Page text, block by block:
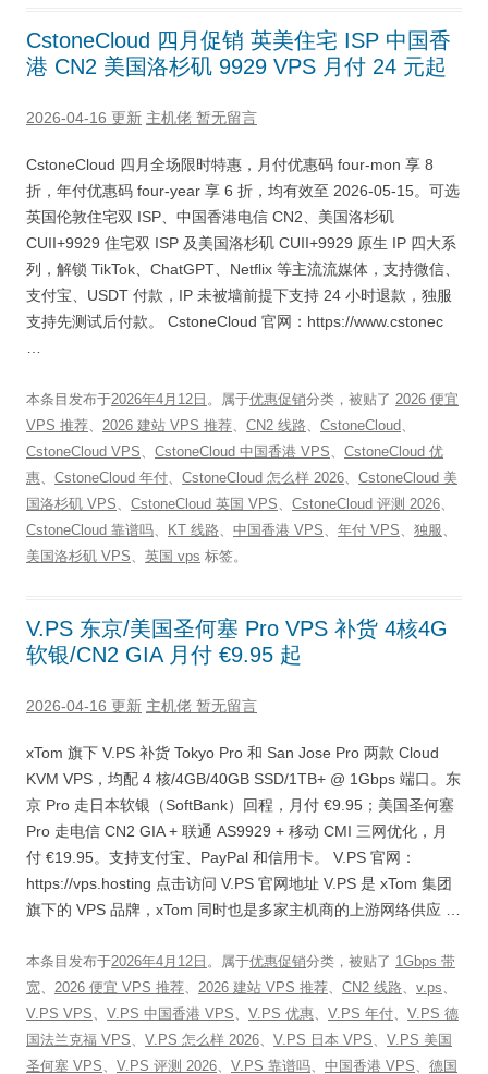
CstoneCloud 四月促销 英美住宅 ISP 中国香
港 CN2 美国洛杉矶 9929 VPS 月付 24 元起
2026-04-16 更新 主机佬 暂无留言
CstoneCloud 四月全场限时特惠，月付优惠码 four-mon 享 8
折，年付优惠码 four-year 享 6 折，均有效至 2026-05-15。可选
英国伦敦住宅双 ISP、中国香港电信 CN2、美国洛杉矶
CUII+9929 住宅双 ISP 及美国洛杉矶 CUII+9929 原生 IP 四大系
列，解锁 TikTok、ChatGPT、Netflix 等主流流媒体，支持微信、
支付宝、USDT 付款，IP 未被墙前提下支持 24 小时退款，独服
支持先测试后付款。 CstoneCloud 官网：https://www.cstonec
本条目发布于2026年4月12日 。属于优惠促销分类，被贴了 2026 便宜
VPS 推荐、 2026 建站 VPS 推荐、 CN2 线路、 CstoneCloud、
CstoneCloud VPS、 CstoneCloud 中国香港 VPS、 CstoneCloud 优
惠、 CstoneCloud 年付、 CstoneCloud 怎么样 2026、 CstoneCloud 美
国洛杉矶 VPS、 CstoneCloud 英国 VPS、 CstoneCloud 评测 2026、
CstoneCloud 靠谱吗、 KT 线路、 中国香港 VPS、 年付 VPS、 独服、
美国洛杉矶 VPS、 英国 vps 标签。
V.PS 东京/美国圣何塞 Pro VPS 补货 4核4G
软银/CN2 GIA 月付 €9.95 起
2026-04-16 更新 主机佬 暂无留言
xTom 旗下 V.PS 补货 Tokyo Pro 和 San Jose Pro 两款 Cloud
KVM VPS，均配 4 核/4GB/40GB SSD/1TB+ @ 1Gbps 端口。东
京 Pro 走日本软银（SoftBank）回程，月付 €9.95；美国圣何塞
Pro 走电信 CN2 GIA + 联通 AS9929 + 移动 CMI 三网优化，月
付 €19.95。支持支付宝、PayPal 和信用卡。 V.PS 官网：
https://vps.hosting 点击访问 V.PS 官网地址 V.PS 是 xTom 集团
旗下的 VPS 品牌，xTom 同时也是多家主机商的上游网络供应 …
本条目发布于2026年4月12日 。属于优惠促销分类，被贴了 1Gbps 带
宽、 2026 便宜 VPS 推荐、 2026 建站 VPS 推荐、 CN2 线路、 v.ps、
V.PS VPS、 V.PS 中国香港 VPS、 V.PS 优惠、 V.PS 年付、 V.PS 德
国法兰克福 VPS、 V.PS 怎么样 2026、 V.PS 日本 VPS、 V.PS 美国
圣何塞 VPS、 V.PS 评测 2026、 V.PS 靠谱吗、 中国香港 VPS、 德国